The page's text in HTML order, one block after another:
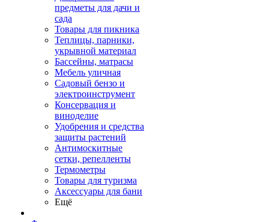
предметы для дачи и
сада
Товары для пикника
Теплицы, парники,
укрывной материал
Бассейны, матрасы
Мебель уличная
Садовый бензо и
электроинструмент
Консервация и
виноделие
Удобрения и средства
защиты растений
Антимоскитные
сетки, репелленты
Термометры
Товары для туризма
Аксессуары для бани
Ещё